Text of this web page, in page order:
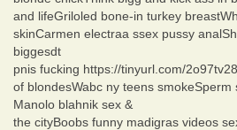
and lifeGriloled bone-in turkey
skinCarmen electraa ssex pussy
biggesdt
pnis fucking https://tinyurl.com/
of blondesWabc ny teens
Manolo blahnik sex &
the cityBoobs funny madigras videos